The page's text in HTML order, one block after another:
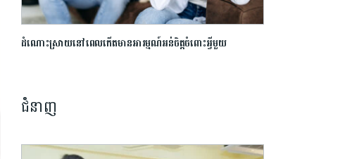
ដំណោះស្រាយនៅពេលកើតមានអារម្មណ៍អន់ចិត្តចំពោះអ្វីមួយ
ជំនាញ